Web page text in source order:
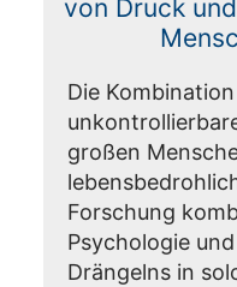
von Druck
Die
großen
Forschung
Psychologie
Drängelns in